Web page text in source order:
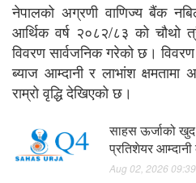
नेपालको अग्रणी वाणिज्य बैंक
आर्थिक वर्ष २०८२/८३ को चौथो
विवरण सार्वजनिक गरेको छ।
ब्याज आम्दानी र लाभांश क्षमतामा
राम्रो वृद्धि देखिएको छ।
साहस ऊर्जाको खुद
प्रतिशेयर
Aug 02, 2026